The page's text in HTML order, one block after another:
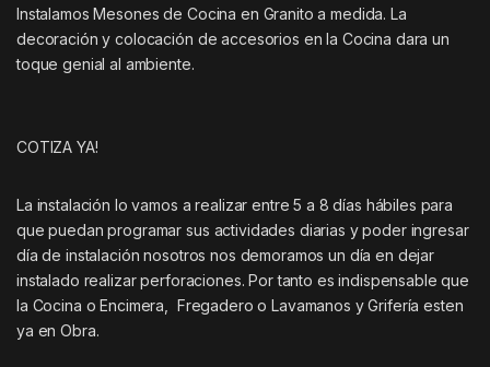
Instalamos Mesones de Cocina en Granito a medida. La
decoración y colocación de accesorios en la Cocina dara un
toque genial al ambiente.
COTIZA YA!
La instalación lo vamos a realizar entre 5 a 8 días hábiles para
que puedan programar sus actividades diarias y poder ingresar
día de instalación nosotros nos demoramos un día en dejar
instalado realizar perforaciones. Por tanto es indispensable que
la Cocina o Encimera, Fregadero o Lavamanos y Grifería esten
ya en Obra.